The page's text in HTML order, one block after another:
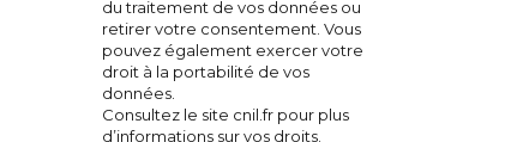
du traitement de vos données ou
retirer votre consentement. Vous
pouvez également exercer votre
droit à la portabilité de vos
données.
Consultez le site cnil.fr pour plus
d’informations sur vos droits.